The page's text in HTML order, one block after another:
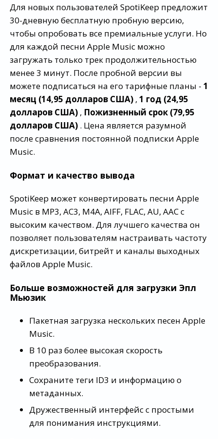
Для новых пользователей SpotiKeep предложит
30-дневную бесплатную пробную версию,
чтобы опробовать все премиальные услуги. Но
для каждой песни Apple Music можно
загружать только трек продолжительностью
менее 3 минут. После пробной версии вы
можете подписаться на его тарифные планы - 1
месяц (14,95 долларов США) , 1 год (24,95
долларов США) , Пожизненный срок (79,95
долларов США) . Цена является разумной
после сравнения постоянной подписки Apple
Music.
Формат и качество вывода
SpotiKeep может конвертировать песни Apple
Music в MP3, AC3, M4A, AIFF, FLAC, AU, AAC с
высоким качеством. Для лучшего качества он
позволяет пользователям настраивать частоту
дискретизации, битрейт и каналы выходных
файлов Apple Music.
Больше возможностей для загрузки Эпл
Мьюзик
Пакетная загрузка нескольких песен Apple
Music.
В 10 раз более высокая скорость
преобразования.
Сохраните теги ID3 и информацию о
метаданных.
Дружественный интерфейс с простыми
для понимания инструкциями.